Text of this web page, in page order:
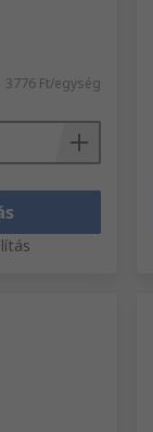
3776 Ft/egység